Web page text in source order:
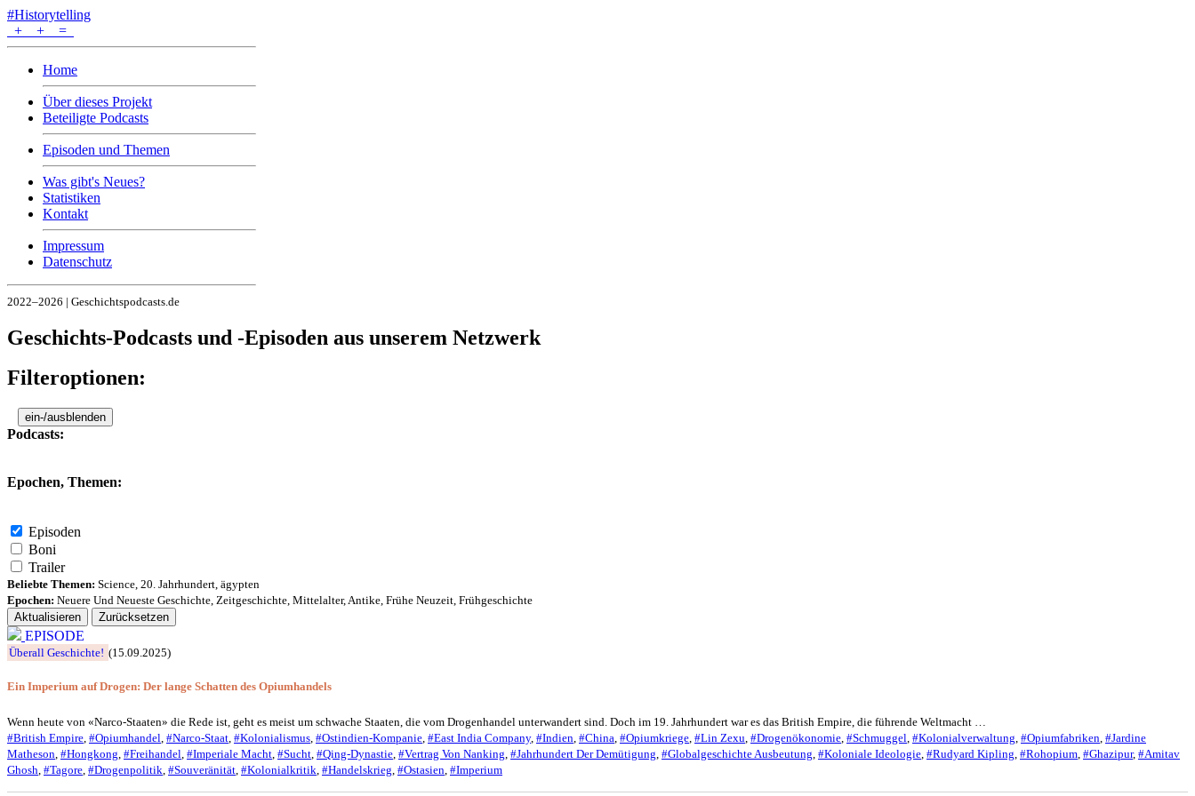
#Historytelling
+
+ =
Home
Über dieses Projekt
Beteiligte Podcasts
Episoden und Themen
Was gibt's Neues?
Statistiken
Kontakt
Impressum
Datenschutz
2022–2026 | Geschichtspodcasts.de
Geschichts-Podcasts und -Episoden aus unserem Netzwerk
Filteroptionen:
ein-/ausblenden
Podcasts:
Epochen, Themen:
Episoden
Boni
Trailer
Beliebte Themen: Science 20. Jahrhundert ägypten
Epochen: Neuere Und Neueste Geschichte Zeitgeschichte Mittelalter, Antike Frühe Neuzeit Frühgeschichte
Aktualisieren
Zurücksetzen
EPISODE
Überall Geschichte! (15.09.2025)
Ein Imperium auf Drogen: Der lange Schatten des Opiumhandels
Wenn heute von «Narco-Staaten» die Rede ist, geht es meist um schwache Staaten, die vom Drogenhandel unterwandert sind. Doch im 19. Jahrhundert war es das British Empire, die führende Weltmacht …
#British Empire, #Opiumhandel, #Narco-Staat, #Kolonialismus, #Ostindien-Kompanie, #East India Company, #Indien, #China, #Opiumkriege, #Lin Zexu, #Drogenökonomie, #Schmuggel, #Kolonialverwaltung, #Opiumfabriken, #Jardine
Matheson, #Hongkong, #Freihandel, #Imperiale Macht, #Sucht, #Qing-Dynastie, #Vertrag Von Nanking, #Jahrhundert Der Demütigung, #Globalgeschichte Ausbeutung, #Koloniale Ideologie, #Rudyard Kipling, #Rohopium, #Ghazipur, #Amitav
Ghosh, #Tagore, #Drogenpolitik, #Souveränität, #Kolonialkritik, #Handelskrieg, #Ostasien, #Imperium